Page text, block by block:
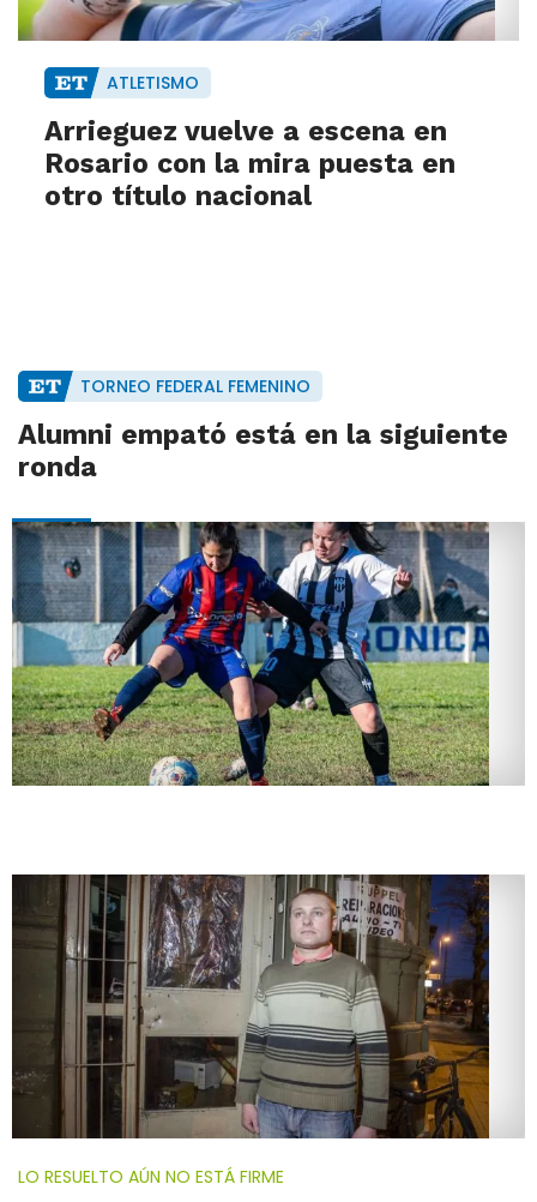
ATLETISMO
Arrieguez vuelve a escena en
Rosario con la mira puesta en
otro título nacional
TORNEO FEDERAL FEMENINO
Alumni empató está en la siguiente
ronda
LO RESUELTO AÚN NO ESTÁ FIRME